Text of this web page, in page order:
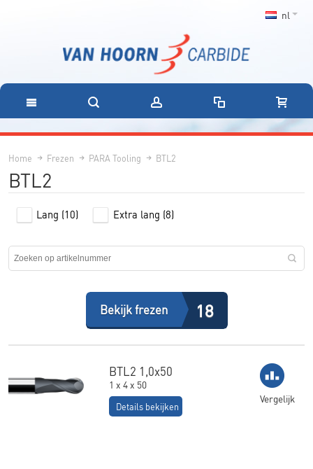
nl
Home Frezen PARA Tooling BTL2
BTL2
Lang (10) Extra lang (8)
Bekijk frezen 18
BTL2 1,0x50
1 x 4 x 50
Details bekijken
Vergelijk